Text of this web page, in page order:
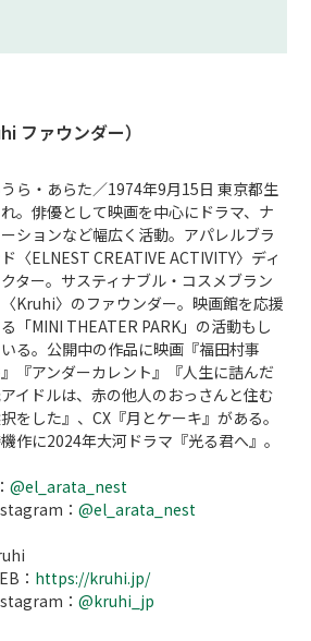
ファウンダー）
ら・あらた／1974年9月15日 東京都生
。俳優として映画を中⼼にドラマ、ナ
ーションなど幅広く活動。アパレルブラ
〈ELNEST CREATIVE ACTIVITY〉ディ
クター。サスティナブル・コスメブラン
Kruhi〉のファウンダー。映画館を応援
「MINI THEATER PARK」の活動もし
る。公開中の作品に映画『福田村事
『アンダーカレント』『人生に詰んだ
イドルは、赤の他人のおっさんと住む
をした』、CX『月とケーキ』がある。
作に2024年大河ドラマ『光る君へ』。
@el_arata_nest
： @el_arata_nest
： https://kruhi.jp/
： @kruhi_jp